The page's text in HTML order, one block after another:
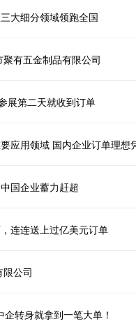
大细分领域领跑全国
有五金制品有限公司
展第二天就收到订单
国企业蓄力赶超
连连送上过亿美元订单
限公司
转身就拿到一笔大单！